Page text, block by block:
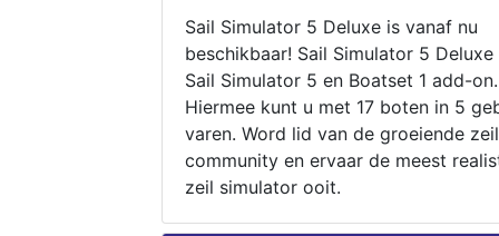
Sail Simulator 5 Deluxe is vanaf nu
beschikbaar! Sail Simulator 5
Sail Simulator 5 en Boatset 1 add-on.
Hiermee kunt u met 17 boten in 5
varen. Word lid van de groeiende zeil
community en ervaar de meest
zeil simulator ooit.